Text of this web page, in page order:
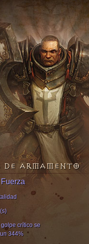
DE ARMAMENTO
crítico se
344%